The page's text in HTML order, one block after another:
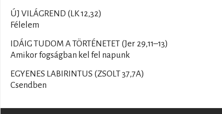
ÚJ VILÁGREND (LK 12,32)
Félelem
IDÁIG TUDOM A TÖRTÉNETET (Jer 29,11–13)
Amikor fogságban kel fel napunk
EGYENES LABIRINTUS (ZSOLT 37,7A)
Csendben